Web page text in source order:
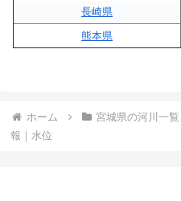
長崎県
熊本県
ホーム 宮城県の河川一覧
報｜水位